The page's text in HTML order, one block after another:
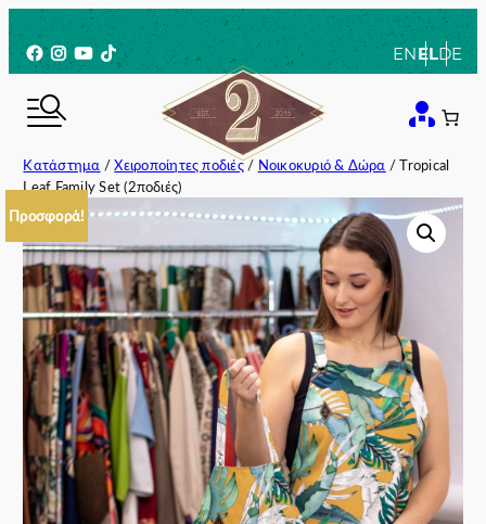
στο
περιεχόμενο
Facebook
Instagram
YouTube
TikTok ENELDE
Κατάστημα /Χειροποίητες ποδιές/ Νοικοκυριό & Δώρα / Tropical
Leaf Family Set (2ποδιές)
Προσφορά!